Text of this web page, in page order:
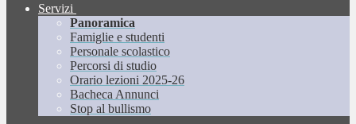
Servizi
Panoramica
Famiglie e studenti
Personale scolastico
Percorsi di studio
Orario lezioni 2025-26
Bacheca Annunci
Stop al bullismo